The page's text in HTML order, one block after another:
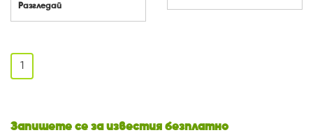
Разгледай
1
Запишете се за известия безплатно